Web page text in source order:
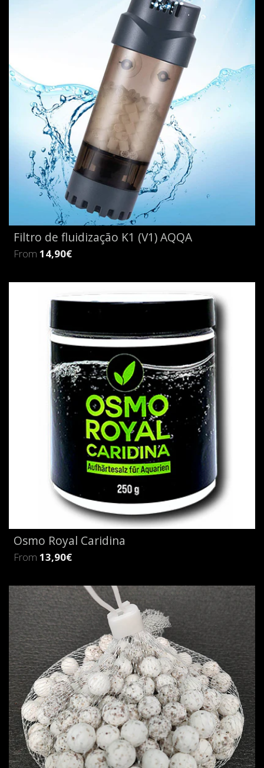
Filtro de fluidização K1 (V1) AQQA
From 14,90€
Osmo Royal Caridina
From 13,90€